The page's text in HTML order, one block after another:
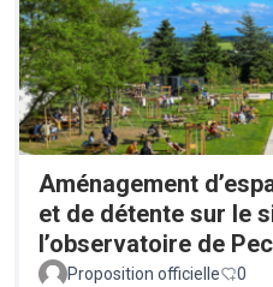
Aménagement
et de détente sur le
l’observatoire de
Proposition officielle 0